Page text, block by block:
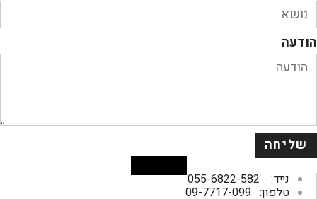
הודעה
שליחה
נייד: 055-6822-582
טלפון: 09-7717-099